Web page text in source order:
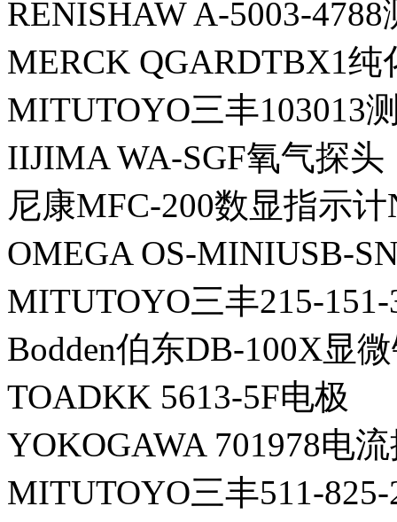
RENISHAW A-5003-4788
MERCK QGARDTBX1纯
MITUTOYO三丰103013
IIJIMA WA-SGF氧气探头
尼康MFC-200数显指示
OMEGA OS-MINIUSB-
MITUTOYO三丰215-
Bodden伯东DB-100X显
TOADKK 5613-5F电极
YOKOGAWA 701978电
MITUTOYO三丰511-